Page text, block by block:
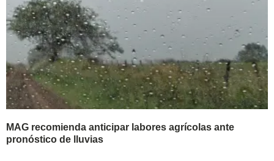
MAG recomienda anticipar labores agrícolas ante
pronóstico de lluvias